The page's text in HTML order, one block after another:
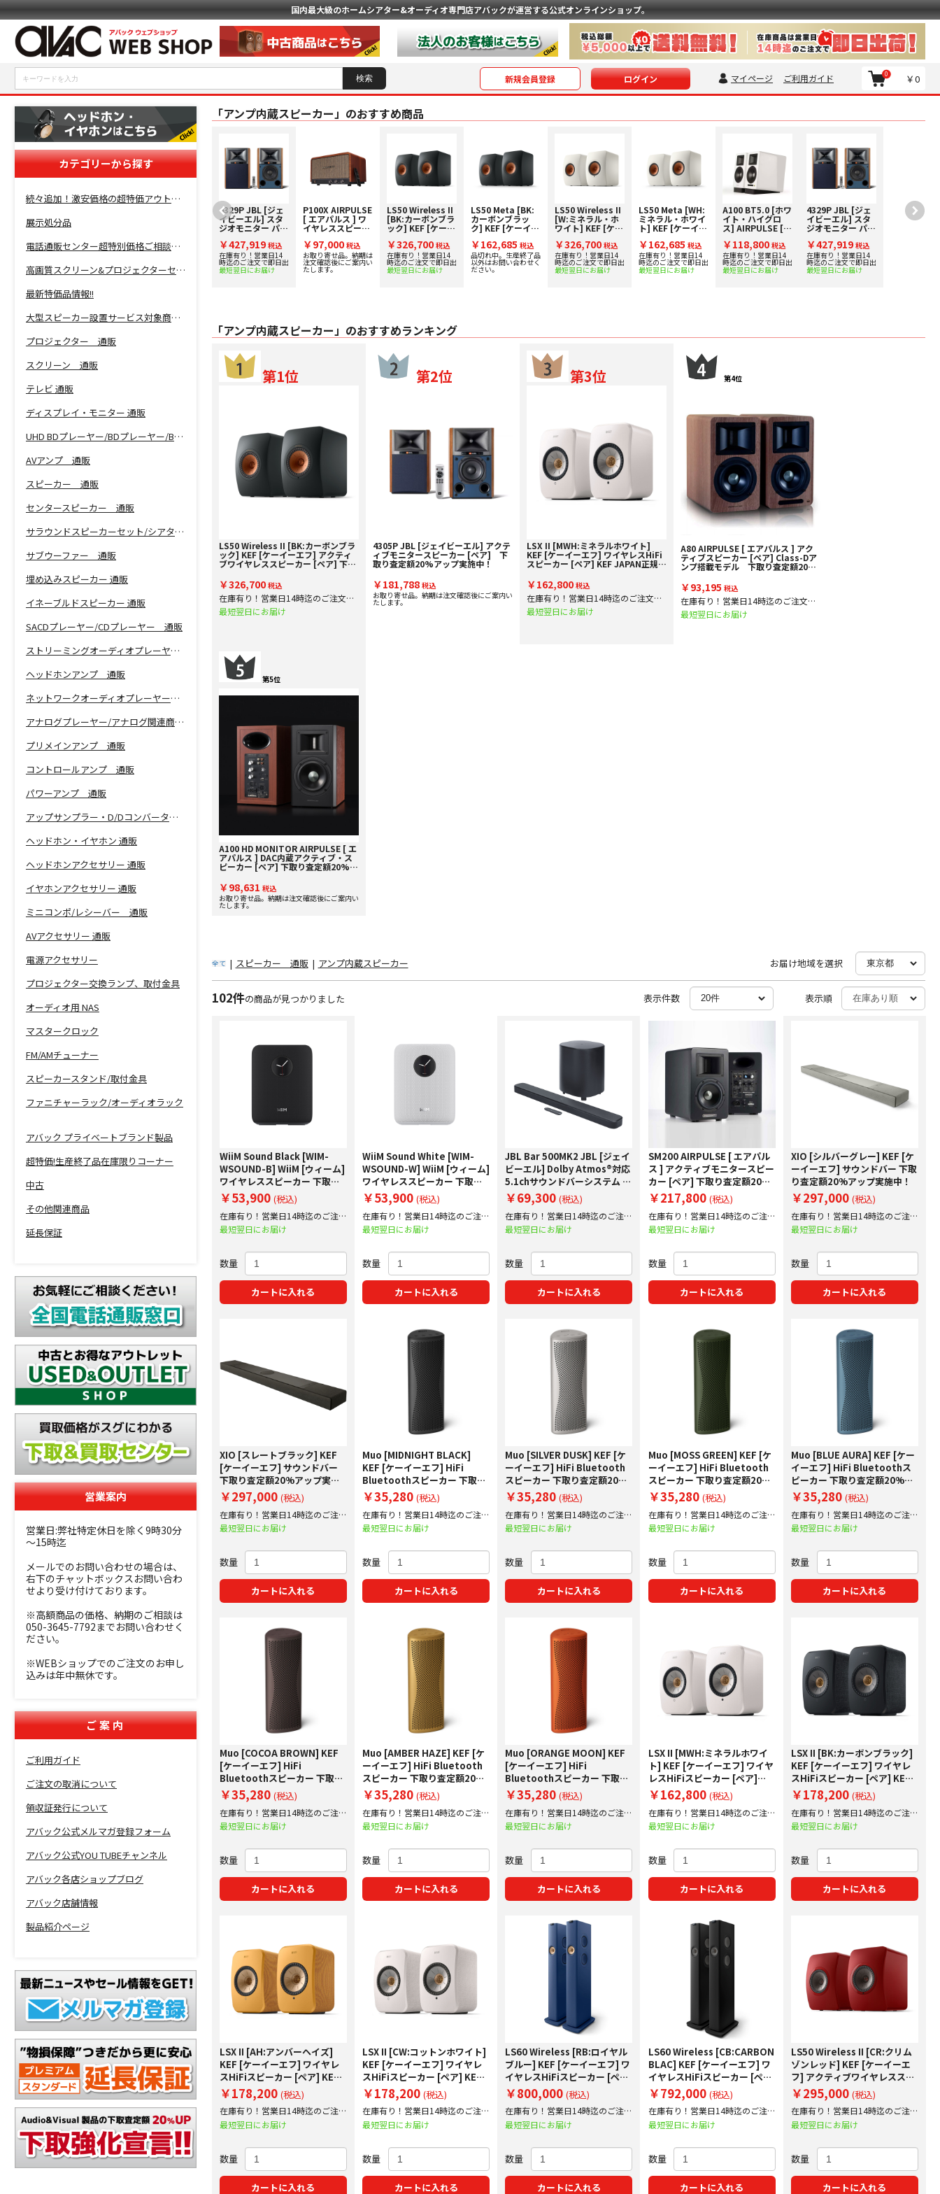
国内最大級のホームシアター&オーディオ専門店アバックが運営する公式オンラインショップ。
新規会員登録 ログイン マイページ ご利用ガイド ￥0
0
カテゴリーから探す
続々追加！激安価格の超特価アウトレットセール開催！
展示処分品
電話通販センター超特別価格ご相談コーナー！
高画質スクリーン&プロジェクターセット超特価！
最新特価品情報!!
大型スピーカー設置サービス対象商品！
プロジェクター 通販
スクリーン 通販
テレビ 通販
ディスプレイ・モニター 通販
UHD BDプレーヤー/BDプレーヤー/BDレコーダー 通販
AVアンプ 通販
スピーカー 通販
センタースピーカー 通販
サラウンドスピーカーセット/シアターバー 通販
サブウーファー 通販
埋め込みスピーカー 通販
イネーブルドスピーカー 通販
SACDプレーヤー/CDプレーヤー 通販
ストリーミングオーディオプレーヤー 通販
ヘッドホンアンプ 通販
ネットワークオーディオプレーヤー 通販
アナログプレーヤー/アナログ関連商品 通販
プリメインアンプ 通販
コントロールアンプ 通販
パワーアンプ 通販
アップサンプラー・D/Dコンバーター 通販
ヘッドホン・イヤホン 通販
ヘッドホンアクセサリー 通販
イヤホンアクセサリー 通販
ミニコンポ/レシーバー 通販
AVアクセサリー 通販
電源アクセサリー
プロジェクター交換ランプ、取付金具
オーディオ用 NAS
マスタークロック
FM/AMチューナー
スピーカースタンド/取付金具
ファニチャーラック/オーディオラック
アバック プライベートブランド製品
超特価!生産終了品在庫限りコーナー
中古
その他関連商品
延長保証
営業案内
営業日:弊社特定休日を除く9時30分
～15時迄
メールでのお問い合わせの場合は、
右下のチャットボックスお問い合わ
せより受け付けております。
※高額商品の価格、納期のご相談は
050-3645-7792までお問い合わせく
ださい。
※WEBショップでのご注文のお申し
込みは年中無休です。
ご案内
ご利用ガイド
ご注文の取消について
領収証発行について
アバック公式メルマガ登録フォーム
アバック公式YOU TUBEチャンネル
アバック各店ショップブログ
アバック店舗情報
製品紹介ページ
「アンプ内蔵スピーカー」のおすすめ商品
内蔵アクティブ・
スピーカー [ペア]
￥118,800
最短翌日にお届け
4329P JBL [ジェ
イビーエル] スタ
ジオモニター パワ
カー アクティブス
ピーカー [ペア]
下取り査定額20%
アップ実施中！
￥427,919 税込
在庫有り！営業日14
時迄のご注文で即日出
最短翌日にお届け
P100X AIRPULSE
[ エアパルス ] ワ
イヤレススピーカ
￥97,000 税込
お取り寄せ品。納期は
注文確認後にご案内い
たします。
LS50 Wireless II
[BK:カーボンブラ
ック] KEF [ケーイ
ーエフ] アクティ
ブワイヤレススピ
ーカー [ペア] 下取
り査定額20%アッ
プ実施中！
￥326,700 税込
在庫有り！営業日14
時迄のご注文で即日出
最短翌日にお届け
LS50 Meta [BK:
カーボンブラッ
ク] KEF [ケーイー
エフ] ブックシェ
ルフスピーカー
[ペア] 下取り査定
額20%アップ実施
中！
￥162,685 税込
品切れ中。生産終了品
以外はお問い合わせく
ださい。
LS50 Wireless II
[W:ミネラル・ホ
ワイト] KEF [ケー
イーエフ] アクテ
ィブワイヤレスス
ピーカー [ペア] 下
取り査定額20%ア
ップ実施中！
￥326,700 税込
在庫有り！営業日14
時迄のご注文で即日出
最短翌日にお届け
LS50 Meta [WH:
ミネラル・ホワイ
ト] KEF [ケーイー
エフ] ブックシェ
ルフスピーカー
[ペア] 下取り査定
額20%アップ実施
中！
￥162,685 税込
在庫有り！営業日14
時迄のご注文で即日出
最短翌日にお届け
A100 BT5.0 [ホワ
イト・ハイグロ
ス] AIRPULSE [
エアパルス ] DAC
内蔵アクティブ・
スピーカー [ペア]
￥118,800 税込
在庫有り！営業日14
時迄のご注文で即日出
最短翌日にお届け
4329P JBL [ジェ
イビーエル] スタ
ジオモニター パワ
カー アクティブス
ピーカー [ペア]
下取り査定額20%
アップ実施中！
￥427,919 税込
在庫有り！営業日14
時迄のご注文で即日出
最短翌日にお届け
「アンプ内蔵スピーカー」のおすすめランキング
第1位
LS50 Wireless II [BK:カーボンブラ
ック] KEF [ケーイーエフ] アクティ
ブワイヤレススピーカー [ペア] 下取
り査定額20%アップ実施中！
￥326,700 税込
在庫有り！営業日14時迄のご注文で
即日出
最短翌日にお届け
第2位
4305P JBL [ジェイビーエル] アクテ
ィブモニタースピーカー [ペア] 下
取り査定額20%アップ実施中！
￥181,788 税込
お取り寄せ品。納期は注文確認後にご案内い
たします。
第3位
LSX II [MWH:ミネラルホワイト]
KEF [ケーイーエフ] ワイヤレスHiFi
スピーカー [ペア] KEF JAPAN正規仕
入品 下取り査定額20%アップ実施
中！
￥162,800 税込
在庫有り！営業日14時迄のご注文で
即日出
最短翌日にお届け
第4位
A80 AIRPULSE [ エアパルス ] アク
ティブスピーカー [ペア] Class-Dア
ンプ搭載モデル 下取り査定額20%
￥93,195 税込
在庫有り！営業日14時迄のご注文で
即日出
最短翌日にお届け
第5位
A100 HD MONITOR AIRPULSE [ エ
アパルス ] DAC内蔵アクティブ・ス
ピーカー [ペア] 下取り査定額20%ア
ップ実施中！
￥98,631 税込
お取り寄せ品。納期は注文確認後にご案内い
たします。
全て | スピーカー 通販 | アンプ内蔵スピーカー お届け地域を選択
102件の商品が見つかりました 表示件数 表示順
WiiM Sound Black [WIM-
WSOUND-B] WiiM [ウィーム]
ワイヤレススピーカー 下取り
査定額20%アップ実施中！
￥53,900 (税込)
在庫有り！営業日14時迄のご注文
で即日出荷！
最短翌日にお届け
数量
カートに入れる
WiiM Sound White [WIM-
WSOUND-W] WiiM [ウィーム]
ワイヤレススピーカー 下取り
査定額20%アップ実施中！
￥53,900 (税込)
在庫有り！営業日14時迄のご注文
で即日出荷！
最短翌日にお届け
数量
カートに入れる
JBL Bar 500MK2 JBL [ジェイ
ビーエル] Dolby Atmos®対応
5.1chサウンドバーシステム 下
取り査定額20%アップ実施
中！
￥69,300(税込)
在庫有り！営業日14時迄のご注文
で即日出荷！
最短翌日にお届け
数量
カートに入れる
SM200 AIRPULSE [ エアパル
ス ] アクティブモニタースピー
カー [ペア] 下取り査定額20%
アップ実施中！
￥217,800 (税込)
在庫有り！営業日14時迄のご注文
で即日出荷！
最短翌日にお届け
数量
カートに入れる
XIO [シルバーグレー] KEF [ケ
ーイーエフ] サウンドバー 下取
り査定額20%アップ実施中！
￥297,000 (税込)
在庫有り！営業日14時迄のご注文
で即日出荷！
最短翌日にお届け
数量
カートに入れる
XIO [スレートブラック] KEF
[ケーイーエフ] サウンドバー
下取り査定額20%アップ実施
中！
￥297,000 (税込)
在庫有り！営業日14時迄のご注文
で即日出荷！
最短翌日にお届け
数量
カートに入れる
Muo [MIDNIGHT BLACK]
KEF [ケーイーエフ] HiFi
Bluetoothスピーカー 下取り
査定額20%アップ実施中！
￥35,280 (税込)
在庫有り！営業日14時迄のご注文
で即日出荷！
最短翌日にお届け
数量
カートに入れる
Muo [SILVER DUSK] KEF [ケ
ーイーエフ] HiFi Bluetooth
スピーカー 下取り査定額20%
アップ実施中！
￥35,280(税込)
在庫有り！営業日14時迄のご注文
で即日出荷！
最短翌日にお届け
数量
カートに入れる
Muo [MOSS GREEN] KEF [ケ
ーイーエフ] HiFi Bluetooth
スピーカー 下取り査定額20%
アップ実施中！
￥35,280 (税込)
在庫有り！営業日14時迄のご注文
で即日出荷！
最短翌日にお届け
数量
カートに入れる
Muo [BLUE AURA] KEF [ケー
イーエフ] HiFi Bluetoothス
ピーカー 下取り査定額20%ア
ップ実施中！
￥35,280 (税込)
在庫有り！営業日14時迄のご注文
で即日出荷！
最短翌日にお届け
数量
カートに入れる
Muo [COCOA BROWN] KEF
[ケーイーエフ] HiFi
Bluetoothスピーカー 下取り
査定額20%アップ実施中！
￥35,280 (税込)
在庫有り！営業日14時迄のご注文
で即日出荷！
最短翌日にお届け
数量
カートに入れる
Muo [AMBER HAZE] KEF [ケ
ーイーエフ] HiFi Bluetooth
スピーカー 下取り査定額20%
アップ実施中！
￥35,280 (税込)
在庫有り！営業日14時迄のご注文
で即日出荷！
最短翌日にお届け
数量
カートに入れる
Muo [ORANGE MOON] KEF
[ケーイーエフ] HiFi
Bluetoothスピーカー 下取り
査定額20%アップ実施中！
￥35,280(税込)
在庫有り！営業日14時迄のご注文
で即日出荷！
最短翌日にお届け
数量
カートに入れる
LSX II [MWH:ミネラルホワイ
ト] KEF [ケーイーエフ] ワイヤ
レスHiFiスピーカー [ペア]
KEF JAPAN正規仕入品 下取り
査定額20%アップ実施中！
￥162,800 (税込)
在庫有り！営業日14時迄のご注文
で即日出荷！
最短翌日にお届け
数量
カートに入れる
LSX II [BK:カーボンブラック]
KEF [ケーイーエフ] ワイヤレ
スHiFiスピーカー [ペア] KEF
JAPAN正規仕入品 下取り査定
額20%アップ実施中！
￥178,200 (税込)
在庫有り！営業日14時迄のご注文
で即日出荷！
最短翌日にお届け
数量
カートに入れる
LSX II [AH:アンバーヘイズ]
KEF [ケーイーエフ] ワイヤレ
スHiFiスピーカー [ペア] KEF
JAPAN正規仕入品 下取り査定
額20%アップ実施中！
￥178,200 (税込)
在庫有り！営業日14時迄のご注文
で即日出荷！
最短翌日にお届け
数量
カートに入れる
LSX II [CW:コットンホワイト]
KEF [ケーイーエフ] ワイヤレ
スHiFiスピーカー [ペア] KEF
JAPAN正規仕入品 下取り査定
額20%アップ実施中！
￥178,200 (税込)
在庫有り！営業日14時迄のご注文
で即日出荷！
最短翌日にお届け
数量
カートに入れる
LS60 Wireless [RB:ロイヤル
ブルー] KEF [ケーイーエフ] ワ
イヤレスHiFiスピーカー [ペア]
KEF JAPAN正規仕入品 下取り
査定額20%アップ実施中！
￥800,000(税込)
在庫有り！営業日14時迄のご注文
で即日出荷！
最短翌日にお届け
数量
カートに入れる
LS60 Wireless [CB:CARBON
BLAC] KEF [ケーイーエフ] ワ
イヤレスHiFiスピーカー [ペア]
KEF JAPAN正規仕入品 下取り
査定額20%アップ実施中！
￥792,000 (税込)
在庫有り！営業日14時迄のご注文
で即日出荷！
最短翌日にお届け
数量
カートに入れる
LS50 Wireless II [CR:クリム
ゾンレッド] KEF [ケーイーエ
フ] アクティブワイヤレススピ
ーカー [ペア] 下取り査定額
20%アップ実施中！
￥295,000 (税込)
在庫有り！営業日14時迄のご注文
で即日出荷！
最短翌日にお届け
数量
カートに入れる